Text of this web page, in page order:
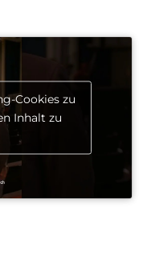
Cookies zu
Inhalt zu